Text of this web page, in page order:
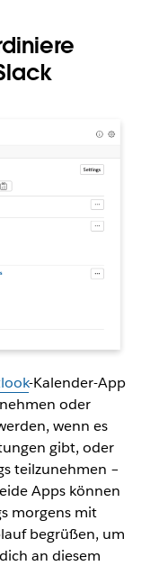
-Kalender-App
oder
wenn es
gibt, oder
teilzunehmen –
Apps können
morgens mit
begrüßen, um
an diesem